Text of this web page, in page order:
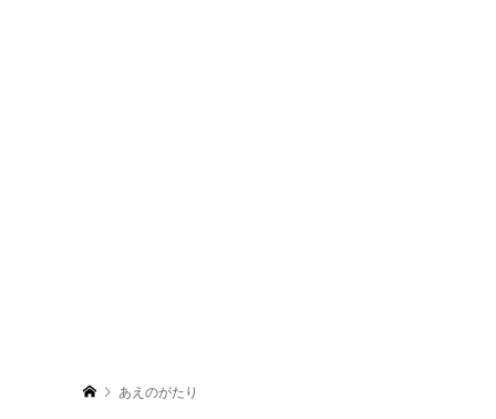
あえのがたり